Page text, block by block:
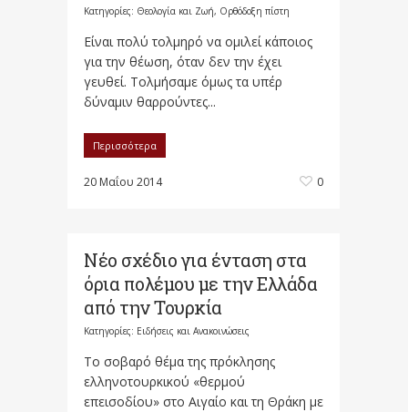
Κατηγορίες: Θεολογία και Ζωή, Ορθόδοξη πίστη
Είναι πολύ τολμηρό να ομιλεί κάποιος
για την θέωση, όταν δεν την έχει
γευθεί. Τολμήσαμε όμως τα υπέρ
δύναμιν θαρρούντες...
Περισσότερα
20 Μαΐου 2014 0
Νέο σχέδιο για ένταση στα
όρια πολέμου με την Ελλάδα
από την Τουρκία
Κατηγορίες: Ειδήσεις και Ανακοινώσεις
Το σοβαρό θέμα της πρόκλησης
ελληνοτουρκικού «θερμού
επεισοδίου» στο Αιγαίο και τη Θράκη με